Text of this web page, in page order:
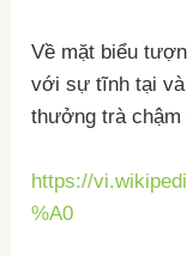
Về mặt biểu
với sự tĩnh tại
thưởng trà chậm
https://
%A0